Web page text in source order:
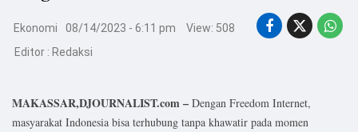
Bisnis
Olahraga
Ekonomi 08/14/2023 - 6:11 pm
View: 508
Editor : Redaksi
MAKASSAR,DJOURNALIST.com – Dengan Freedom Internet,
masyarakat Indonesia bisa terhubung tanpa khawatir pada momen